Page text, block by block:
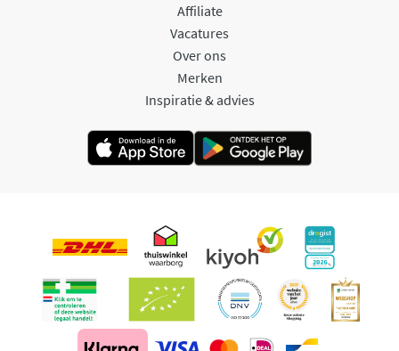
Affiliate
Vacatures
Over ons
Merken
Inspiratie & advies